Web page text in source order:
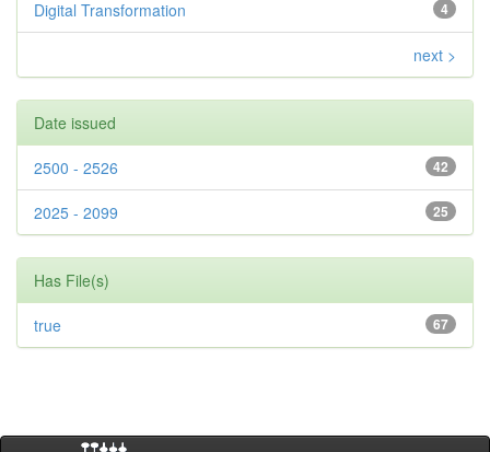
4
Digital Transformation
next >
Date issued
42
2500 - 2526
25
2025 - 2099
Has File(s)
67
true